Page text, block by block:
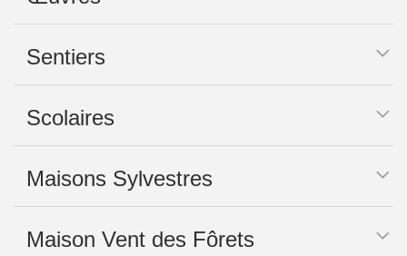
Sentiers
Scolaires
Maisons Sylvestres
Maison Vent des Fôrets